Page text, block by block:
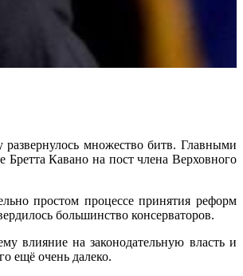
множество битв. Главными
Кавано на пост члена Верховного
простом процессе принятия реформ
большинство консерваторов.
влияние на законодательную власть и
ещё очень далеко.